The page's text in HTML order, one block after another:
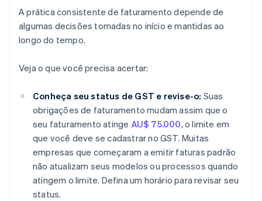
A prática consistente de faturamento depende de
algumas decisões tomadas no início e mantidas ao
longo do tempo.
Veja o que você precisa acertar:
Conheça seu status de GST e revise-o: Suas
obrigações de faturamento mudam assim que o
seu faturamento atinge AU$ 75.000, o limite em
que você deve se cadastrar no GST. Muitas
empresas que começaram a emitir faturas padrão
não atualizam seus modelos ou processos quando
atingem o limite. Defina um horário para revisar seu
status.